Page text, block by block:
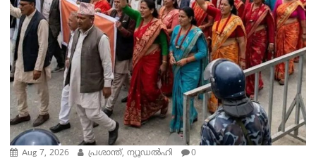
Aug 7, 2026 പ്രശാന്ത്, ന്യൂഡല്‍ഹി 0